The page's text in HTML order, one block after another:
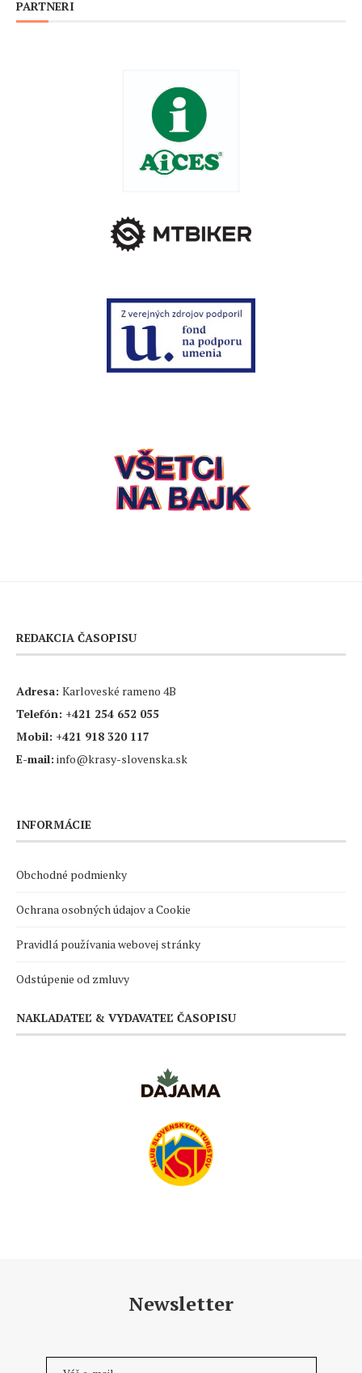
PARTNERI
REDAKCIA ČASOPISU
Adresa: Karloveské rameno 4B
Telefón: +421 254 652 055
Mobil: +421 918 320 117
E-mail: info@krasy-slovenska.sk
INFORMÁCIE
Obchodné podmienky
Ochrana osobných údajov a Cookie
Pravidlá používania webovej stránky
Odstúpenie od zmluvy
NAKLADATEĽ & VYDAVATEĽ ČASOPISU
Newsletter